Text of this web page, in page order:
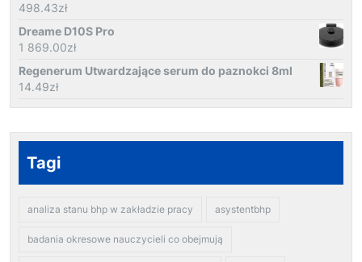
498.43zł
Dreame D10S Pro
1 869.00zł
Regenerum Utwardzające serum do paznokci 8ml
14.49zł
Tagi
analiza stanu bhp w zakładzie pracy asystentbhp
badania okresowe nauczycieli co obejmują